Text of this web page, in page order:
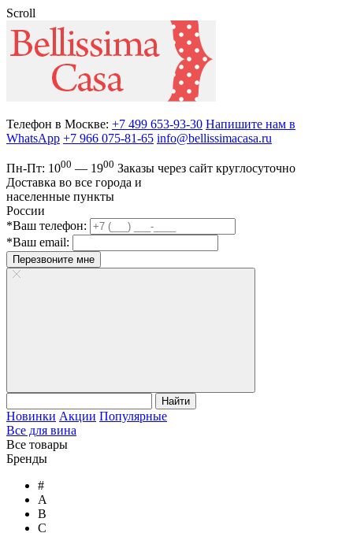
Scroll
Телефон в Москве: +7 499 653-93-30 Напишите нам в
WhatsApp +7 966 075-81-65 info@bellissimacasa.ru
Пн-Пт: 1000 — 1900 Заказы через сайт круглосуточно
Доставка во все города и
населенные пункты
России
*Ваш телефон:
*Ваш email:
Перезвоните мне
Найти
Новинки Акции Популярные
Все для вина
Все товары
Бренды
#
A
B
C